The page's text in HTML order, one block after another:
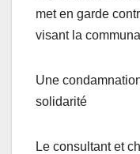
met en garde
visant la
Une
solidarité
Le consultant et